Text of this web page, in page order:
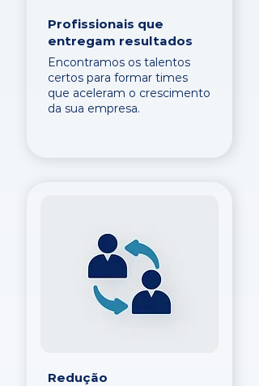
Profissionais que
entregam resultados
Encontramos os talentos
certos para formar times
que aceleram o crescimento
da sua empresa.
Redução